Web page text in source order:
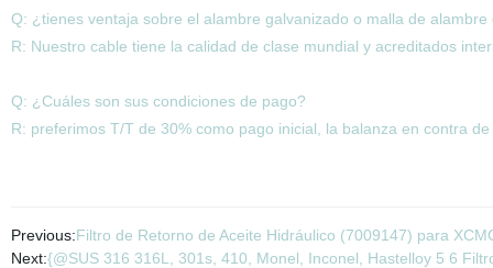
Q: ¿tienes ventaja sobre el alambre galvanizado o malla de
R: Nuestro cable tiene la calidad de clase mundial y acreditados
Q: ¿Cuáles son sus condiciones de pago?
R: preferimos T/T de 30% como pago inicial, la balanza en contra
Previous:Filtro de Retorno de Aceite Hidráulico (7009147) para
Next:{@SUS 316 316L, 301s, 410, Monel, Inconel, Hastelloy 5 6